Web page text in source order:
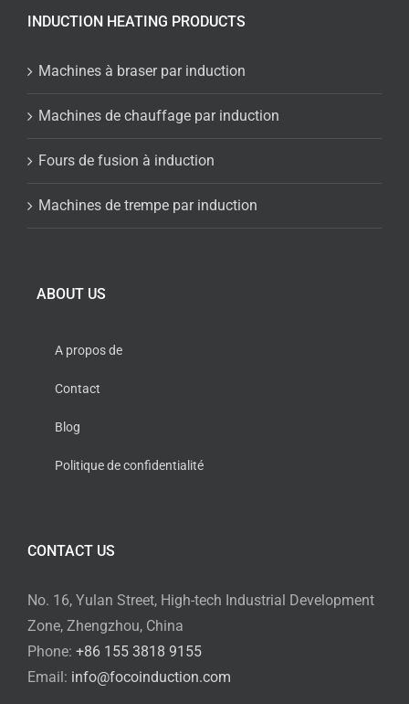
INDUCTION HEATING PRODUCTS
Machines à braser par induction
Machines de chauffage par induction
Fours de fusion à induction
Machines de trempe par induction
ABOUT US
A propos de
Contact
Blog
Politique de confidentialité
CONTACT US
No. 16, Yulan Street, High-tech Industrial Development
Zone, Zhengzhou, China
Phone: +86 155 3818 9155
Email: info@focoinduction.com